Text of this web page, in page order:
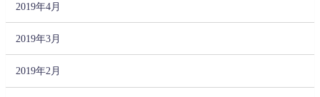
2019年4月
2019年3月
2019年2月